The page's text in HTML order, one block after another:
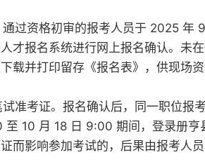
通过资格初审的报考人员于 2025
才报名系统进行网上报名确认。未
载并打印留存《报名表》，供现场
准考证。报名确认后，同一职位
至 10 月 18 日 9:00 期间，登录册
而影响参加考试的，后果由报考人